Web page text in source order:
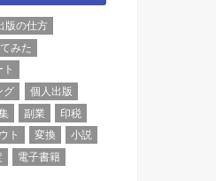
版の仕方
みた
グ
個人出版
副業
印税
ト 変換
小説
電子書籍